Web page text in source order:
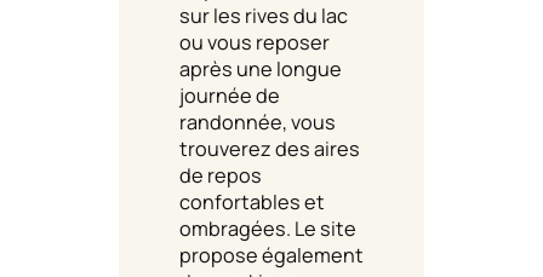
sur les rives du lac
ou vous reposer
après une longue
journée de
randonnée, vous
trouverez des aires
de repos
confortables et
ombragées. Le site
propose également